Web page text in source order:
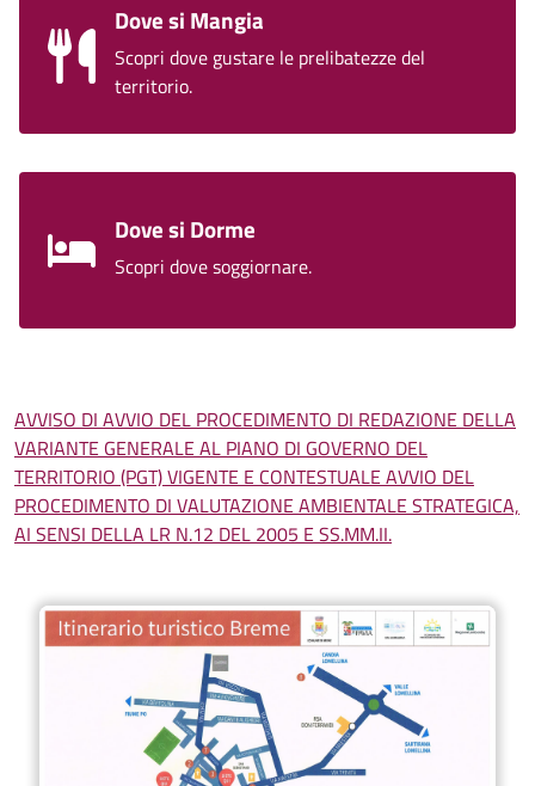
Dove si Mangia
Scopri dove gustare le prelibatezze del
territorio.
Dove si Dorme
Scopri dove soggiornare.
AVVISO DI AVVIO DEL PROCEDIMENTO DI REDAZIONE DELLA
VARIANTE GENERALE AL PIANO DI GOVERNO DEL
TERRITORIO (PGT) VIGENTE E CONTESTUALE AVVIO DEL
PROCEDIMENTO DI VALUTAZIONE AMBIENTALE STRATEGICA,
AI SENSI DELLA LR N.12 DEL 2005 E SS.MM.II.